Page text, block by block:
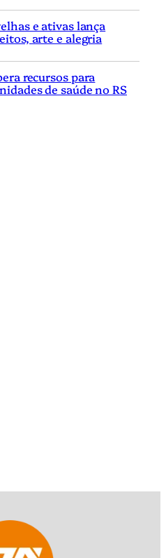
e ativas lança
arte e alegria
recursos para
de saúde no RS